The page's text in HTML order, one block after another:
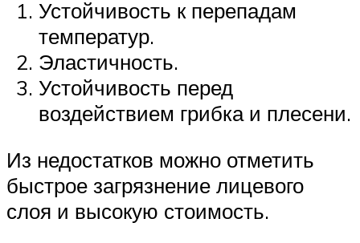
Устойчивость к перепадам
температур.
Эластичность.
Устойчивость перед
воздействием грибка и плесени.
Из недостатков можно отметить
быстрое загрязнение лицевого
слоя и высокую стоимость.